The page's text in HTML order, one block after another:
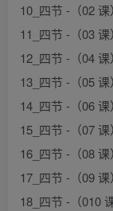
10_四节 -（02
11_四节 -（03
12_四节 -（04
13_四节 -（05
14_四节 -（06
15_四节 -（07
16_四节 -（08
17_四节 -（09
18_四节 -（010